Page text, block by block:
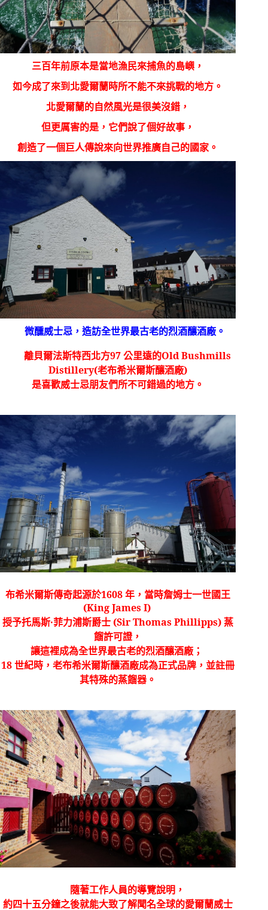
三百年前原本是當地漁民來捕魚的島嶼，
如今成了來到北愛爾蘭時所不能不來挑戰的地方。
北愛爾蘭的自然風光是很美沒錯，
但更厲害的是，它們說了個好故事，
創造了一個巨人傳說來向世界推廣自己的國家。
微醺威士忌 ，造訪全世界最古老的烈酒釀酒廠。
離貝爾法斯特西北方97公里遠的Old Bushmills
Distillery(老布希米爾斯釀酒廠)
是喜歡威士忌朋友們所不可錯過的地方。
布希米爾斯傳奇起源於1608年， 當時詹姆士一世國王
(King James I)
授予托馬斯‧菲力浦斯爵士 (Sir Thomas Phillipps)蒸
餾許可證，
讓這裡成為全世界最古老的烈酒釀酒廠；
18世紀時，老布希米爾斯釀酒廠成為正式品牌，並註冊
其特殊的蒸餾器。
隨著工作人員的導覽說明，
約四十五分鐘之後就能大致了解聞名全球的愛爾蘭威士